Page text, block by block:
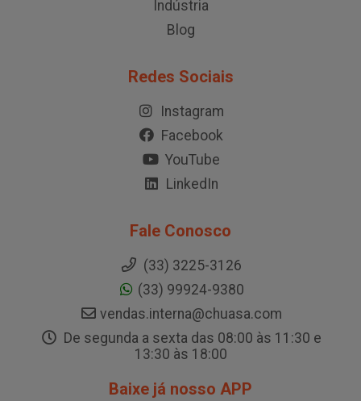
Indústria
Blog
Redes Sociais
Instagram
Facebook
YouTube
LinkedIn
Fale Conosco
(33) 3225-3126
(33) 99924-9380
vendas.interna@chuasa.com
De segunda a sexta das 08:00 às 11:30 e
13:30 às 18:00
Baixe já nosso APP